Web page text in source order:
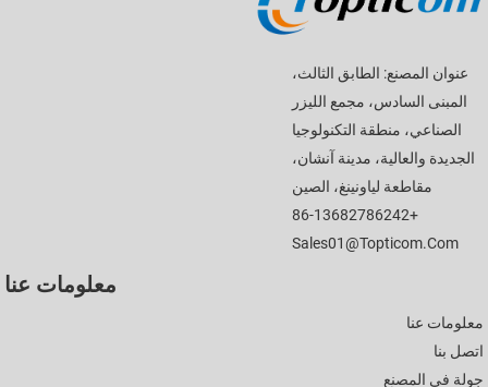
عنوان المصنع: الطابق الثالث،
المبنى السادس، مجمع الليزر
الصناعي، منطقة التكنولوجيا
الجديدة والعالية، مدينة آنشان،
مقاطعة لياونينغ، الصين
+86-13682786242
Sales01@topticom.com
معلومات عنا
معلومات عنا
اتصل بنا
جولة في المصنع